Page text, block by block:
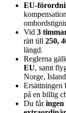
EU-
Vid 3
rätt till 250,
längd.
Reglerna
EU, samt
Norge,
Ersättningen
på en billig
Du fåringen